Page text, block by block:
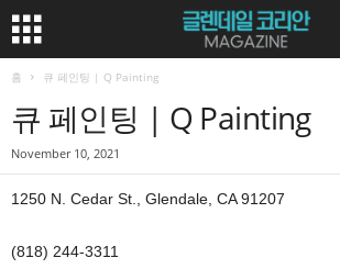
홈 큐 페인팅 | Q Painting
큐 페인팅 | Q Painting
November 10, 2021
1250 N. Cedar St., Glendale, CA 91207
(818) 244-3311